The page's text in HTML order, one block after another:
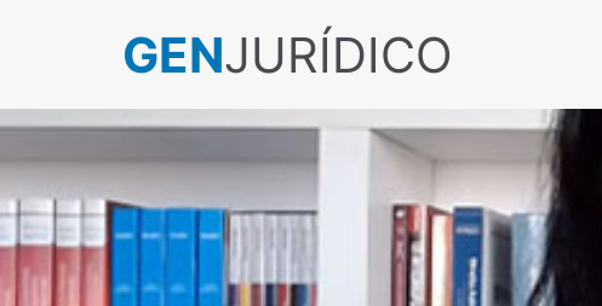
GENJURÍDICO